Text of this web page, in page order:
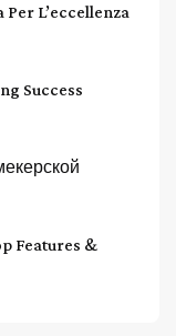
L’eccellenza
Success
Features &